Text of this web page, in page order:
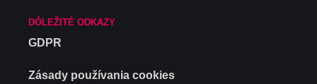
DÔLEŽITÉ ODKAZY
GDPR
Zásady používania cookies